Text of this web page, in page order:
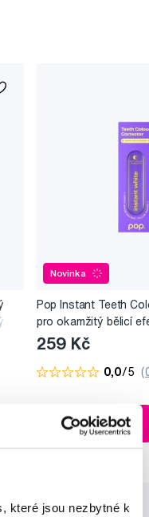
které jsou nezbytné k
Novinka
Pop Instant Teeth
pro okamžitý bělicí
259 Kč
0,0/5
Do košíku